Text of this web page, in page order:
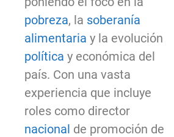
pobreza, la soberanía
alimentaria y la evolución
política y económica del
país. Con una vasta
experiencia que incluye
roles como director
nacional de promoción de